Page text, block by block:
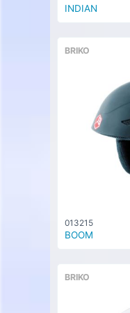
INDIAN
BRIKO
013215
BOOM
BRIKO